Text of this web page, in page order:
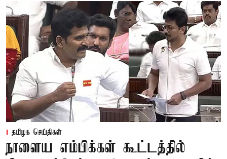
தமிழக செய்திகள்
நாளைய எம்பிக்கள் கூட்டத்தில்